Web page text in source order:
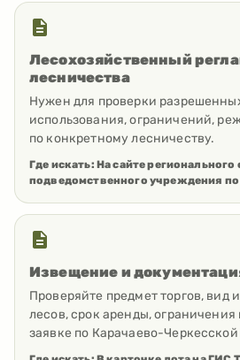
Лесохозяйственный
лесничества
Нужен для проверки
использования, ограничений,
по конкретному лесничеству.
Где искать: На сайте регионального
подведомственного учреждения
Извещение и
Проверяйте предмет торгов, вид
лесов, срок аренды, ограничения
заявке по Карачаево-